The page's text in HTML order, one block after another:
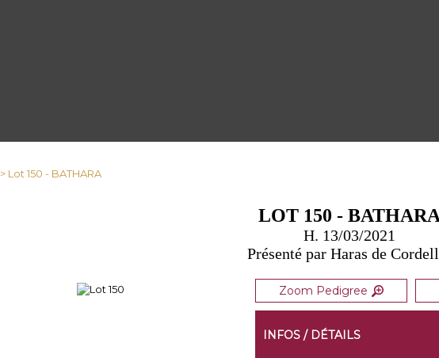
> Lot 150 - BATHARA
LOT 150 - BATHARA
H. 13/03/2021
Présenté par Haras de
Zoom Pedigree
INFOS / DÉTAILS